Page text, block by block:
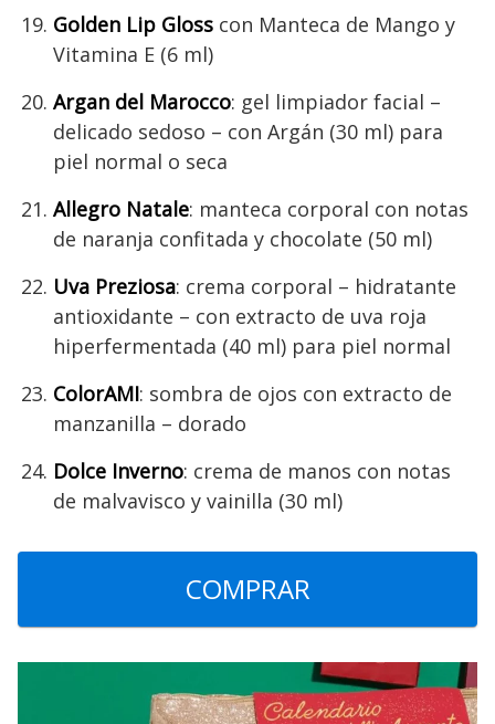
Golden Lip Gloss con Manteca de Mango y
Vitamina E (6 ml)
Argan del Marocco: gel limpiador facial –
delicado sedoso – con Argán (30 ml) para
piel normal o seca
Allegro Natale: manteca corporal con notas
de naranja confitada y chocolate (50 ml)
Uva Preziosa: crema corporal – hidratante
antioxidante – con extracto de uva roja
hiperfermentada (40 ml) para piel normal
ColorAMI: sombra de ojos con extracto de
manzanilla – dorado
Dolce Inverno: crema de manos con notas
de malvavisco y vainilla (30 ml)
COMPRAR